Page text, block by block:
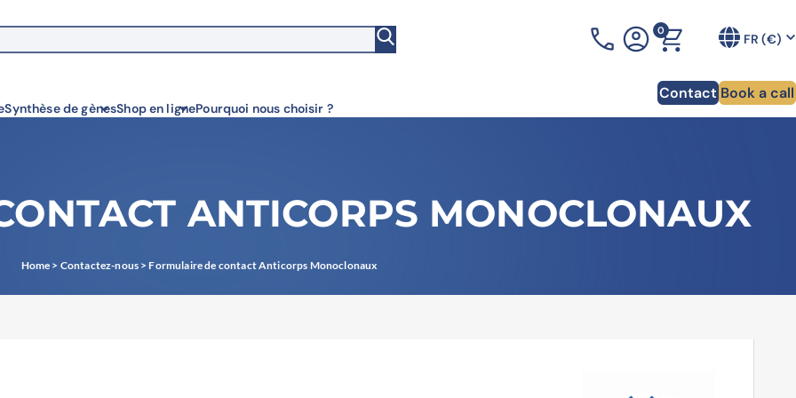
+33 (0)3 90 20 54 70
0
FR (€)
Synthèse de gènesShop en lignePourquoi nous choisir ?
Contact Book a call
ANTICORPS MONOCLONAUX
Home > Contactez-nous >Formulaire de contact Anticorps Monoclonaux